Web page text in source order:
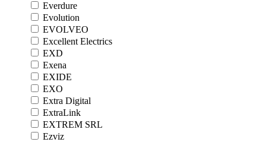
Everdure
Evolution
EVOLVEO
Excellent Electrics
EXD
Exena
EXIDE
EXO
Extra Digital
ExtraLink
EXTREM SRL
Ezviz